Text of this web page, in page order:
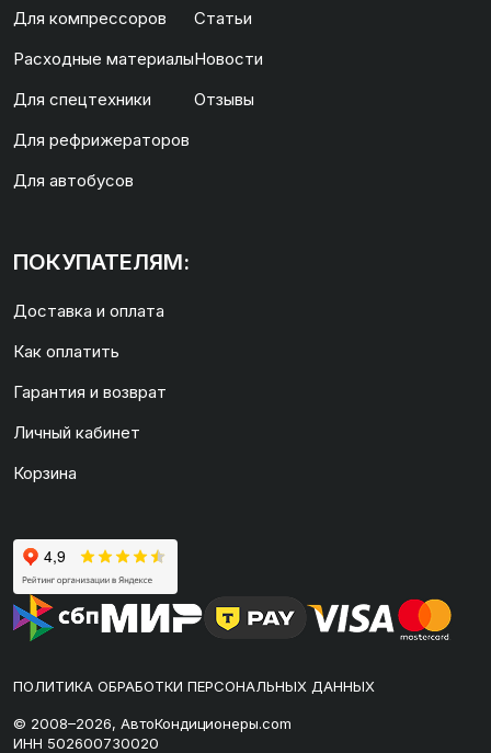
Для компрессоров
Расходные материалы
Для спецтехники
Для рефрижераторов
Для автобусов
Статьи
Новости
Отзывы
ПОКУПАТЕЛЯМ:
Доставка и оплата
Как оплатить
Гарантия и возврат
Личный кабинет
Корзина
ПОЛИТИКА ОБРАБОТКИ ПЕРСОНАЛЬНЫХ ДАННЫХ
© 2008–2026, АвтоКондиционеры.com
ИНН 502600730020